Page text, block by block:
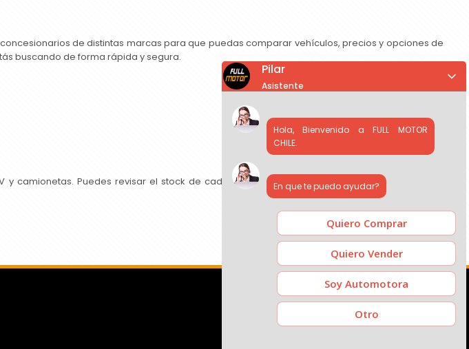
de distintas marcas para que puedas comparar vehículos, precios y opciones de
buscando de forma rápida y segura.
camionetas. Puedes revisar el stock de cada concesionario, comparar precios y contactar
Pilar
Asistente
Hola, Bienvenido a FULL MOTOR
CHILE.
En que te puedo ayudar?
Quiero Comprar
Quiero Vender
Soy Automotora
Otro